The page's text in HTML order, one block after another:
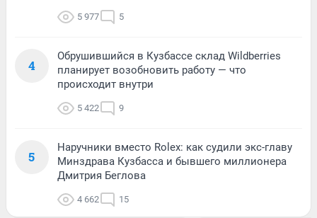
5 977 5
4
Обрушившийся в Кузбассе склад Wildberries
планирует возобновить работу — что
происходит внутри
5 422 9
5
Наручники вместо Rolex: как судили экс-главу
Минздрава Кузбасса и бывшего миллионера
Дмитрия Беглова
4 662 15